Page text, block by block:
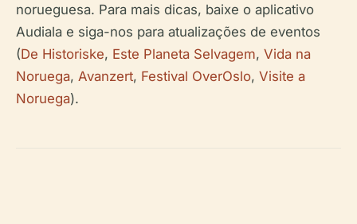
norueguesa. Para mais dicas, baixe o aplicativo
Audiala e siga-nos para atualizações de eventos
(De Historiske, Este Planeta Selvagem, Vida na
Noruega, Avanzert, Festival OverOslo, Visite a
Noruega).